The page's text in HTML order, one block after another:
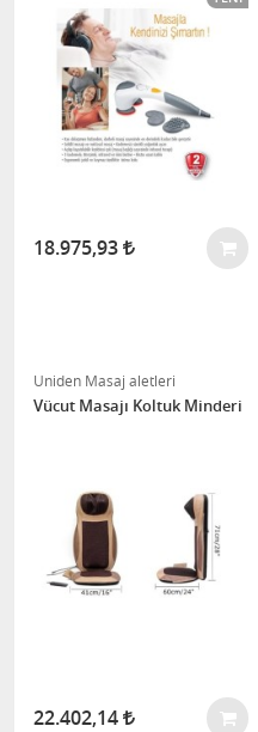
18.975,93
Uniden Masaj aletleri
Vücut Masajı Koltuk Minderi
22.402,14